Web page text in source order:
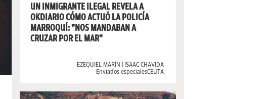
UN INMIGRANTE ILEGAL REVELA A
OKDIARIO CÓMO ACTUÓ LA POLICÍA
MARROQUÍ: "NOS MANDABAN A
CRUZAR POR EL MAR"
EZEQUIEL MARÍN | ISAAC CHAVIDA
Enviados especialesCEUTA